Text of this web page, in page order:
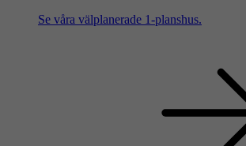
Se våra välplanerade 1-planshus.